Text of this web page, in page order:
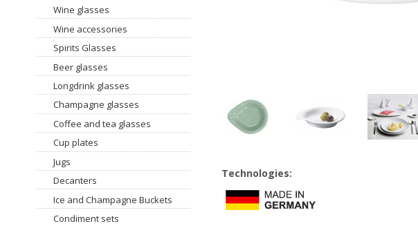
Technologies:
Wine glasses
Wine accessories
Spirits Glasses
Beer glasses
Longdrink glasses
Champagne glasses
Coffee and tea glasses
Cup plates
Jugs
Decanters
Ice and Champagne Buckets
Condiment sets